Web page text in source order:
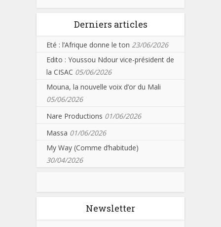
Derniers articles
Eté : l’Afrique donne le ton 23/06/2026
Edito : Youssou Ndour vice-président de
la CISAC 05/06/2026
Mouna, la nouvelle voix d’or du Mali
05/06/2026
Nare Productions 01/06/2026
Massa 01/06/2026
My Way (Comme d’habitude)
30/04/2026
Newsletter